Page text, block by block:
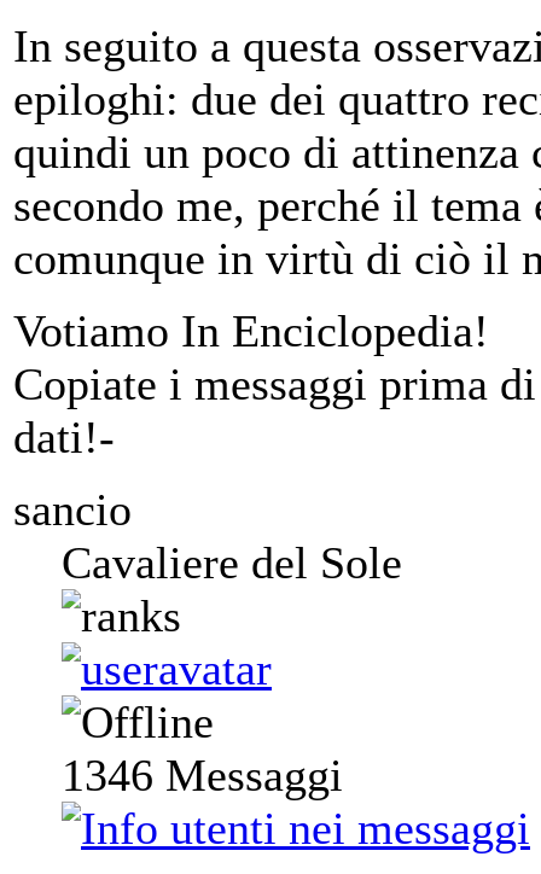
In seguito a questa
epiloghi: due dei quattro
quindi un poco di attinenza
secondo me, perché il
comunque in virtù di ciò il
Votiamo In Enciclopedia!
Copiate i messaggi prima
dati!-
sancio
Cavaliere del Sole
1346 Messaggi